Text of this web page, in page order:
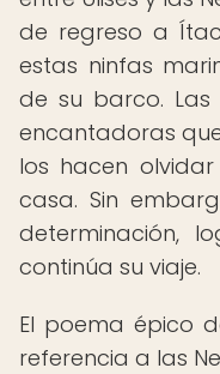
de regreso a
estas ninfas
de su barco. Las
encantadoras
los hacen
casa. Sin
determinación,
continúa su viaje.
El poema épico
referencia a las